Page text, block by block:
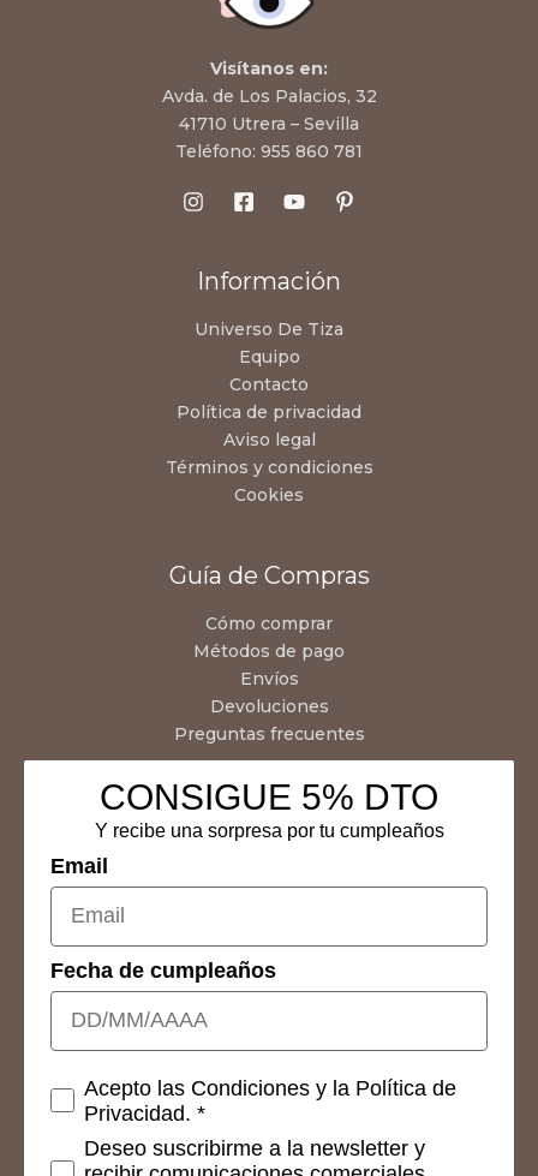
Visítanos en:
Avda. de Los Palacios, 32
41710 Utrera – Sevilla
Teléfono: 955 860 781
Información
Universo De Tiza
Equipo
Contacto
Política de privacidad
Aviso legal
Términos y condiciones
Cookies
Guía de Compras
Cómo comprar
Métodos de pago
Envíos
Devoluciones
Preguntas frecuentes
CONSIGUE 5% DTO
Y recibe una sorpresa por tu cumpleaños
Email
Fecha de cumpleaños
Consetimientos
Acepto las Condiciones y la Política de
Privacidad. *
Deseo suscribirme a la newsletter y